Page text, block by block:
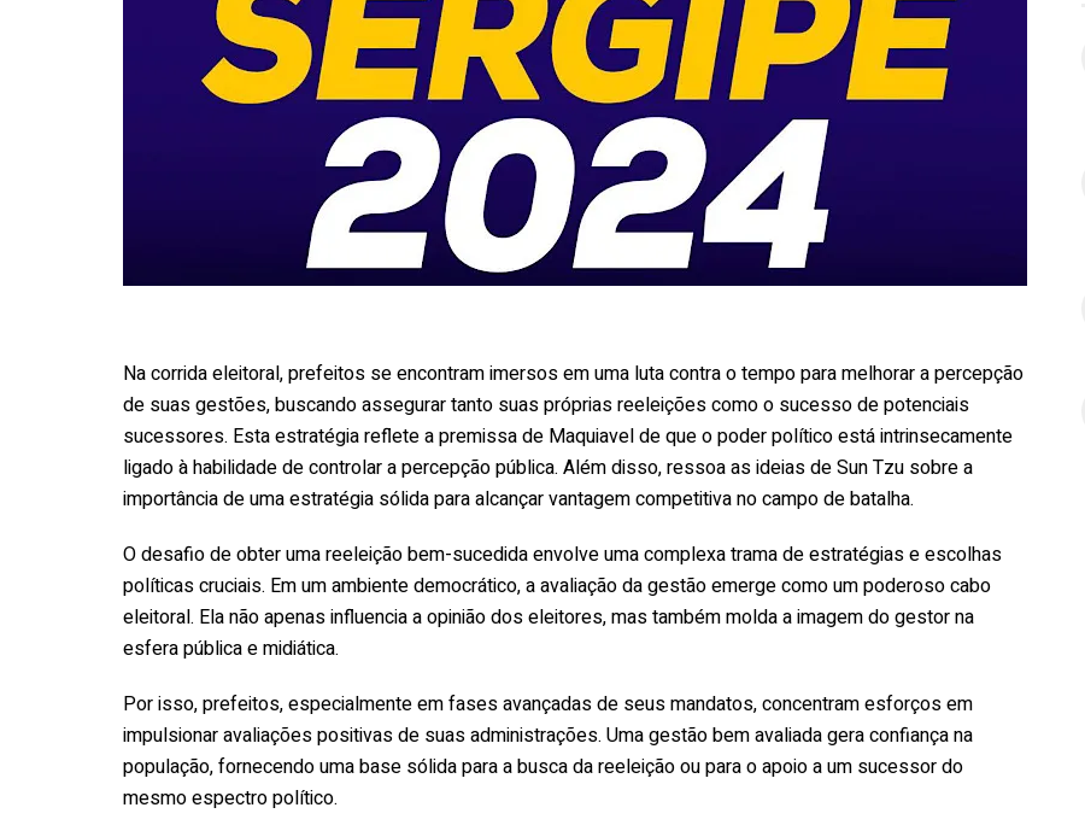
Na corrida eleitoral, prefeitos se encontram imersos em uma luta contra o tempo para melhorar a percepção
de suas gestões, buscando assegurar tanto suas próprias reeleições como o sucesso de potenciais
sucessores. Esta estratégia reflete a premissa de Maquiavel de que o poder político está intrinsecamente
ligado à habilidade de controlar a percepção pública. Além disso, ressoa as ideias de Sun Tzu sobre a
importância de uma estratégia sólida para alcançar vantagem competitiva no campo de batalha.
O desafio de obter uma reeleição bem-sucedida envolve uma complexa trama de estratégias e escolhas
políticas cruciais. Em um ambiente democrático, a avaliação da gestão emerge como um poderoso cabo
eleitoral. Ela não apenas influencia a opinião dos eleitores, mas também molda a imagem do gestor na
esfera pública e midiática.
Por isso, prefeitos, especialmente em fases avançadas de seus mandatos, concentram esforços em
impulsionar avaliações positivas de suas administrações. Uma gestão bem avaliada gera confiança na
população, fornecendo uma base sólida para a busca da reeleição ou para o apoio a um sucessor do
mesmo espectro político.